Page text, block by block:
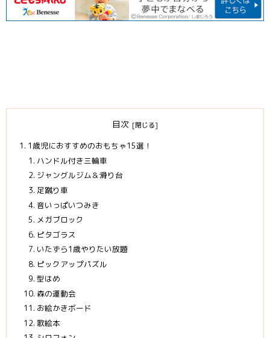
目次
1歳児におすすめのおもちゃ15選！
ハンドル付き三輪車
ジャングルジム＆滑り台
足蹴り車
音いっぱいつみき
メガブロック
ピタゴラス
いたずら1歳やりたい放題
ピックアップパズル
型はめ
森の運動会
お絵かきボード
歌絵本